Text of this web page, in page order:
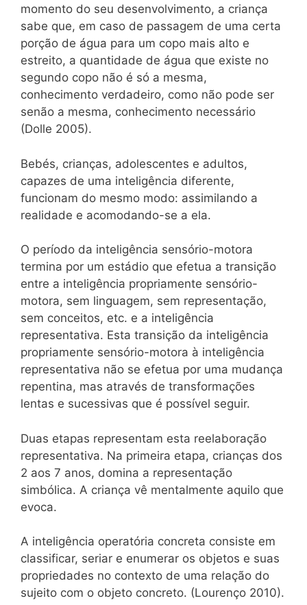
momento do seu desenvolvimento, a criança
sabe que, em caso de passagem de uma certa
porção de água para um copo mais alto e
estreito, a quantidade de água que existe no
segundo copo não é só a mesma,
conhecimento verdadeiro, como não pode ser
senão a mesma, conhecimento necessário
(Dolle 2005).
Bebés, crianças, adolescentes e adultos,
capazes de uma inteligência diferente,
funcionam do mesmo modo: assimilando a
realidade e acomodando-se a ela.
O período da inteligência sensório-motora
termina por um estádio que efetua a transição
entre a inteligência propriamente sensório-
motora, sem linguagem, sem representação,
sem conceitos, etc. e a inteligência
representativa. Esta transição da inteligência
propriamente sensório-motora à inteligência
representativa não se efetua por uma mudança
repentina, mas através de transformações
lentas e sucessivas que é possível seguir.
Duas etapas representam esta reelaboração
representativa. Na primeira etapa, crianças dos
2 aos 7 anos, domina a representação
simbólica. A criança vê mentalmente aquilo que
evoca.
A inteligência operatória concreta consiste em
classificar, seriar e enumerar os objetos e suas
propriedades no contexto de uma relação do
sujeito com o objeto concreto. (Lourenço 2010).